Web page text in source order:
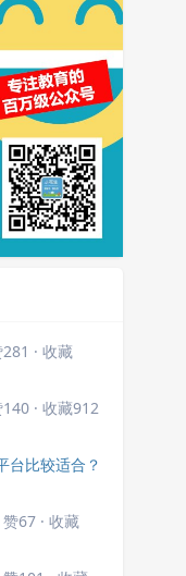
· 收藏
· 收藏912
台比较适合？
赞67 · 收藏